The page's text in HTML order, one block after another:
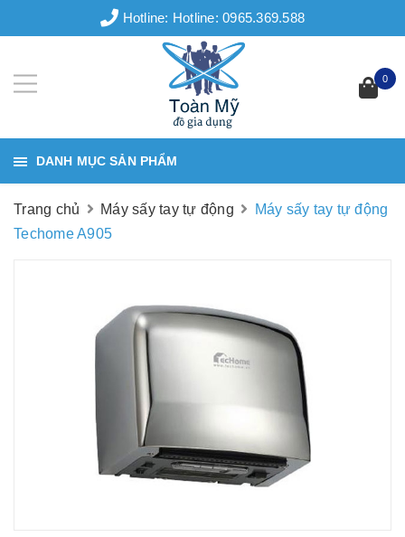
Hotline: Hotline: 0965.369.588
0
DANH MỤC SẢN PHẨM
Trang chủ Máy sấy tay tự động
Máy sấy tay tự động
Techome A905